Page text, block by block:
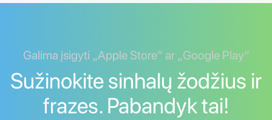
Galima įsigyti „Apple Store“ ar „Google Play“
Sužinokite sinhalų žodžius ir
frazes. Pabandyk tai!